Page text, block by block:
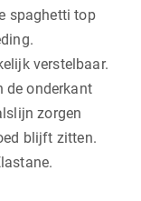
spaghetti top
verstelbaar.
de onderkant
zorgen
blijft zitten.